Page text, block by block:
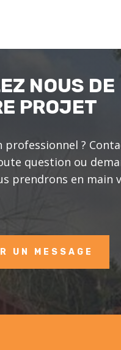
NOUS DE
PROJET
professionnel ?
question ou
prendrons en main
UN MESSAGE